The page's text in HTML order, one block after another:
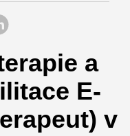
a
E-
v